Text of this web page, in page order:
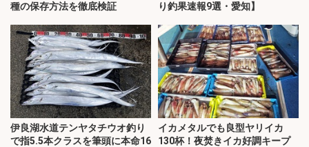
種の保存方法を徹底検証
り釣果速報9選・愛知】
伊良湖水道テンヤタチウオ釣り
で指5.5本クラスを筆頭に本命16
イカメタルでも良型ヤリイカ
130杯！夜焚きイカ好調キープ